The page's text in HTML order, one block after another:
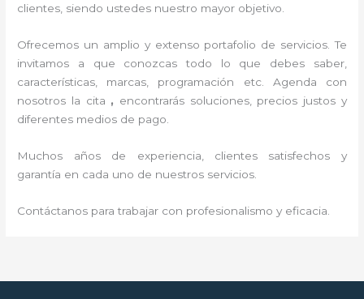
clientes, siendo ustedes nuestro mayor objetivo.
Ofrecemos un amplio y extenso portafolio de servicios. Te
invitamos a que conozcas todo lo que debes saber,
características, marcas, programación etc. Agenda con
nosotros la cita , encontrarás soluciones, precios justos y
diferentes medios de pago.
Muchos años de experiencia, clientes satisfechos y
garantía en cada uno de nuestros servicios.
Contáctanos para trabajar con profesionalismo y eficacia.